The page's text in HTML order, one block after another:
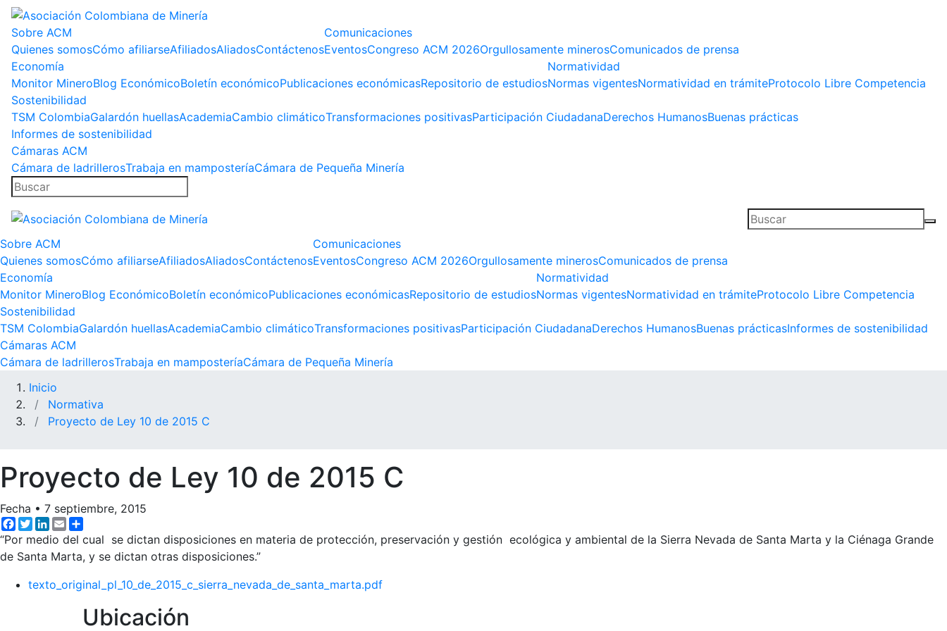
Sobre ACM
Quienes somosCómo afiliarseAfiliadosAliadosContáctenos
Comunicaciones
EventosCongreso ACM 2026Orgullosamente minerosComunicados de prensa
Economía
Monitor MineroBlog EconómicoBoletín económicoPublicaciones económicasRepositorio de estudios
Normatividad
Normas vigentesNormatividad en trámiteProtocolo Libre Competencia
Sostenibilidad
TSM ColombiaGalardón huellasAcademiaCambio climáticoTransformaciones positivasParticipación CiudadanaDerechos HumanosBuenas prácticas
Informes de sostenibilidad
Cámaras ACM
Cámara de ladrillerosTrabaja en mamposteríaCámara de Pequeña Minería
Sobre ACM
Quienes somosCómo afiliarseAfiliadosAliadosContáctenos
Comunicaciones
EventosCongreso ACM 2026Orgullosamente minerosComunicados de prensa
Economía
Monitor MineroBlog EconómicoBoletín económicoPublicaciones económicasRepositorio de estudios
Normatividad
Normas vigentesNormatividad en trámiteProtocolo Libre Competencia
Sostenibilidad
TSM ColombiaGalardón huellasAcademiaCambio climáticoTransformaciones positivasParticipación CiudadanaDerechos HumanosBuenas prácticasInformes de sostenibilidad
Cámaras ACM
Cámara de ladrillerosTrabaja en mamposteríaCámara de Pequeña Minería
Inicio
Normativa
Proyecto de Ley 10 de 2015 C
Proyecto de Ley 10 de 2015 C
Fecha • 7 septiembre, 2015
Facebook
TwitterLinkedIn
Email
“Por medio del cual se dictan disposiciones en materia de protección, preservación y gestión ecológica y ambiental de la Sierra Nevada de Santa Marta y la Ciénaga Grande
de Santa Marta, y se dictan otras disposiciones.”
texto_original_pl_10_de_2015_c_sierra_nevada_de_santa_marta.pdf
Ubicación